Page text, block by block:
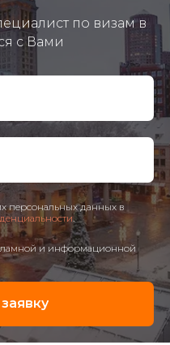
по визам в
с Вами
персональных данных в
.
и информационной